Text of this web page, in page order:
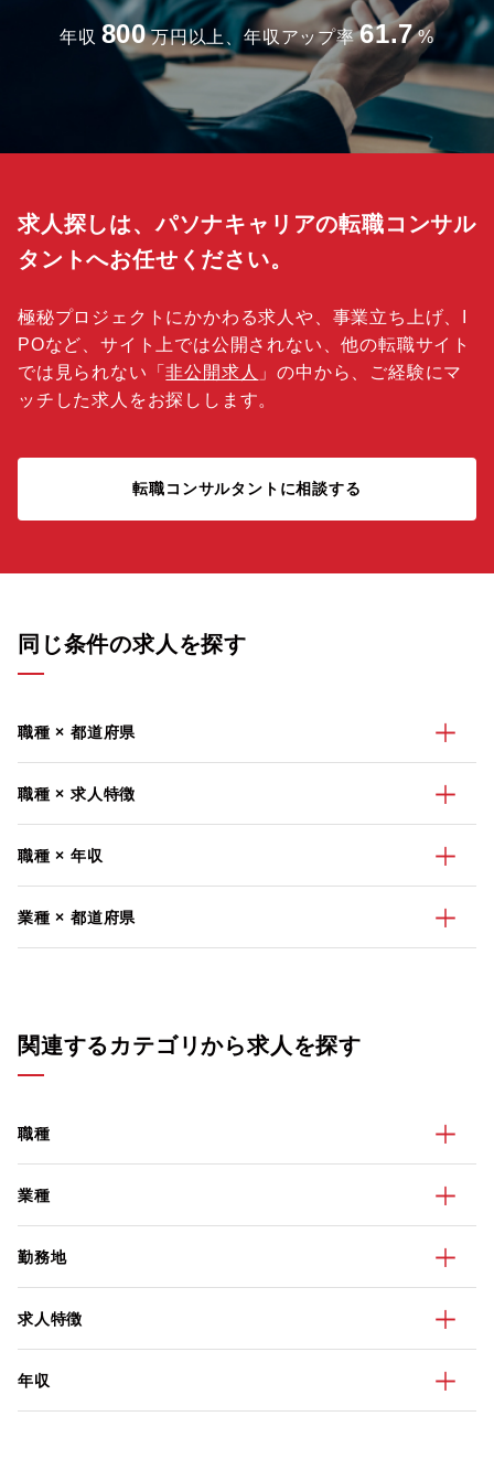
年収 800 万円以上、年収アップ率 61.7 %
求人探しは、パソナキャリアの転職コンサル
タントへお任せください。
極秘プロジェクトにかかわる求人や、事業立ち上げ、I
POなど、サイト上では公開されない、他の転職サイト
では見られない「非公開求人 」の中から、ご経験にマ
ッチした求人をお探しします。
転職コンサルタントに相談する
同じ条件の求人を探す
職種 × 都道府県
職種 × 求人特徴
職種 × 年収
業種 × 都道府県
関連するカテゴリから求人を探す
職種
業種
勤務地
求人特徴
年収